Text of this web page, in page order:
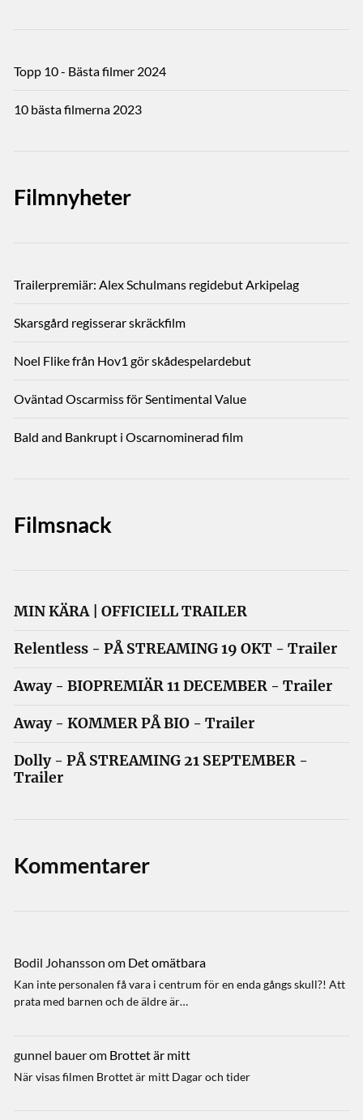
Topp 10 - Bästa filmer 2024
10 bästa filmerna 2023
Filmnyheter
Trailerpremiär: Alex Schulmans regidebut Arkipelag
Skarsgård regisserar skräckfilm
Noel Flike från Hov1 gör skådespelardebut
Oväntad Oscarmiss för Sentimental Value
Bald and Bankrupt i Oscarnominerad film
Filmsnack
MIN KÄRA | OFFICIELL TRAILER
Relentless - PÅ STREAMING 19 OKT - Trailer
Away - BIOPREMIÄR 11 DECEMBER - Trailer
Away - KOMMER PÅ BIO - Trailer
Dolly - PÅ STREAMING 21 SEPTEMBER -
Trailer
Kommentarer
Bodil Johansson om Det omätbara
Kan inte personalen få vara i centrum för en enda gångs skull?! Att
prata med barnen och de äldre är…
gunnel bauerom Brottet är mitt
När visas filmen Brottet är mitt Dagar och tider